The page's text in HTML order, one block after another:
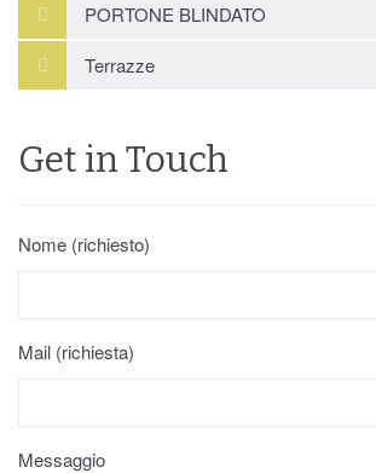
PORTONE BLINDATO
Terrazze
Get in Touch
Nome (richiesto)
Mail (richiesta)
Messaggio